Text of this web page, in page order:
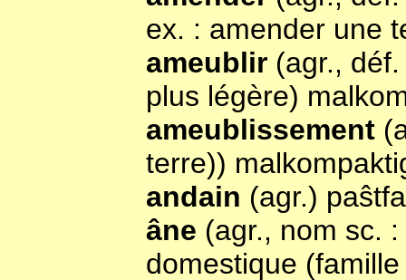
ex. : amender une
ameublir (agr.,
plus légère)
ameublissement
terre))
andain (agr.)
âne (agr., nom sc. :
domestique